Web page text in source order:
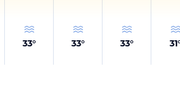
33° 33° 33° 31